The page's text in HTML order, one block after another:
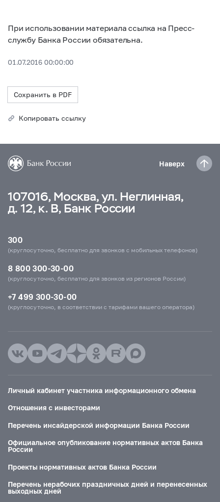
При использовании материала ссылка на Пресс-
службу Банка России обязательна.
01.07.2016 00:00:00
Сохранить в PDF
Копировать ссылку
Наверх
107016, Москва, ул. Неглинная,
д. 12, к. В, Банк России
300
(круглосуточно, бесплатно для звонков с мобильных телефонов)
8 800 300-30-00
(круглосуточно, бесплатно для звонков из регионов России)
+7 499 300-30-00
(круглосуточно, в соответствии с тарифами вашего оператора)
Личный кабинет участника информационного обмена
Отношения с инвесторами
Перечень инсайдерской информации Банка России
Официальное опубликование нормативных актов Банка
России
Проекты нормативных актов Банка России
Перечень нерабочих праздничных дней и перенесенных
выходных дней